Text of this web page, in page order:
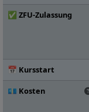
✅ ZFU-Zulassung
📅 Kursstart
💶 Kosten